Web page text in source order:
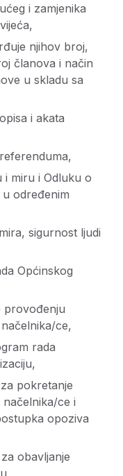
i zamjenika
njihov broj,
članova i način
u skladu sa
i akata
i miru i Odluku o
određenim
sigurnost ljudi
Općinskog
provođenju
ce,
rada
pokretanje
ce i
opoziva
obavljanje